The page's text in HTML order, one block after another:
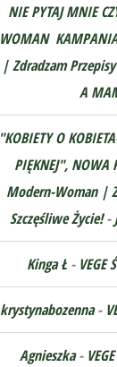
NIE PYTAJ MNIE
WOMAN
| Zdradzam
A
"KOBIETY O
PIĘKNEJ", NOWA
Modern-Woman |
Szczęśliwe Życie!-
Kinga Ł - VEGE
krystynabozenna-
Agnieszka-